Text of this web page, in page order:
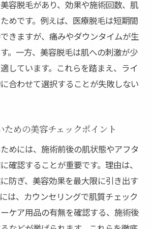
容脱毛があり、効果や施術回数、肌
めです。例えば、医療脱毛は短期間
きますが、痛みやダウンタイムが生
。一方、美容脱毛は肌への刺激が少
しています。これらを踏まえ、ライ
合わせて選択することが失敗しない
めの美容チェックポイント
めには、施術前後の肌状態やアフタ
確認することが重要です。理由は、
防ぎ、美容効果を最大限に引き出す
は、カウンセリングで肌質チェック
ケア用品の有無を確認する、施術後